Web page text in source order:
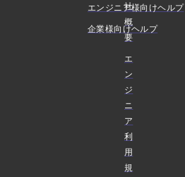
社
概
要
エ
ン
ジ
ニ
ア
利
用
規
エンジニア様向けヘルプ
企業様向けヘルプ